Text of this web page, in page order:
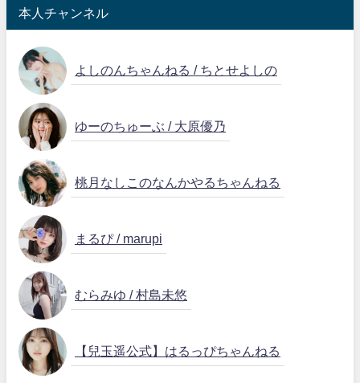
本人チャンネル
よしのんちゃんねる / ちとせよしの
ゆーのちゅーぶ / 大原優乃
桃月なしこのなんかやるちゃんねる
まるぴ / marupi
むらみゆ / 村島未悠
【兒玉遥公式】はるっぴちゃんねる